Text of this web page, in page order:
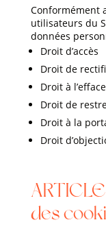
Conformément
utilisateurs du
données
Droit d’accès
Droit de
Droit à
Droit de
Droit à la
Droit
des